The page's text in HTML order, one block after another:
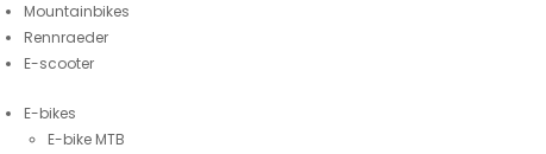
Mountainbikes
Rennraeder
E-scooter
E-bikes
E-bike MTB